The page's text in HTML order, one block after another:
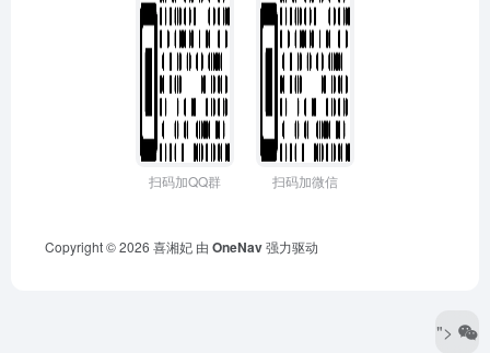
扫码加QQ群 扫码加微信
Copyright © 2026 喜湘妃 由 OneNav强力驱动
">